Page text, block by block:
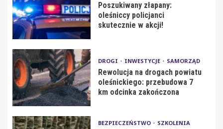
Poszukiwany złapany:
oleśniccy policjanci
skutecznie w akcji!
DROGI INWESTYCJE SAMORZĄD
Rewolucja na drogach powiatu
oleśnickiego: przebudowa 7
km odcinka zakończona
BEZPIECZEŃSTWO SZKOLENIA